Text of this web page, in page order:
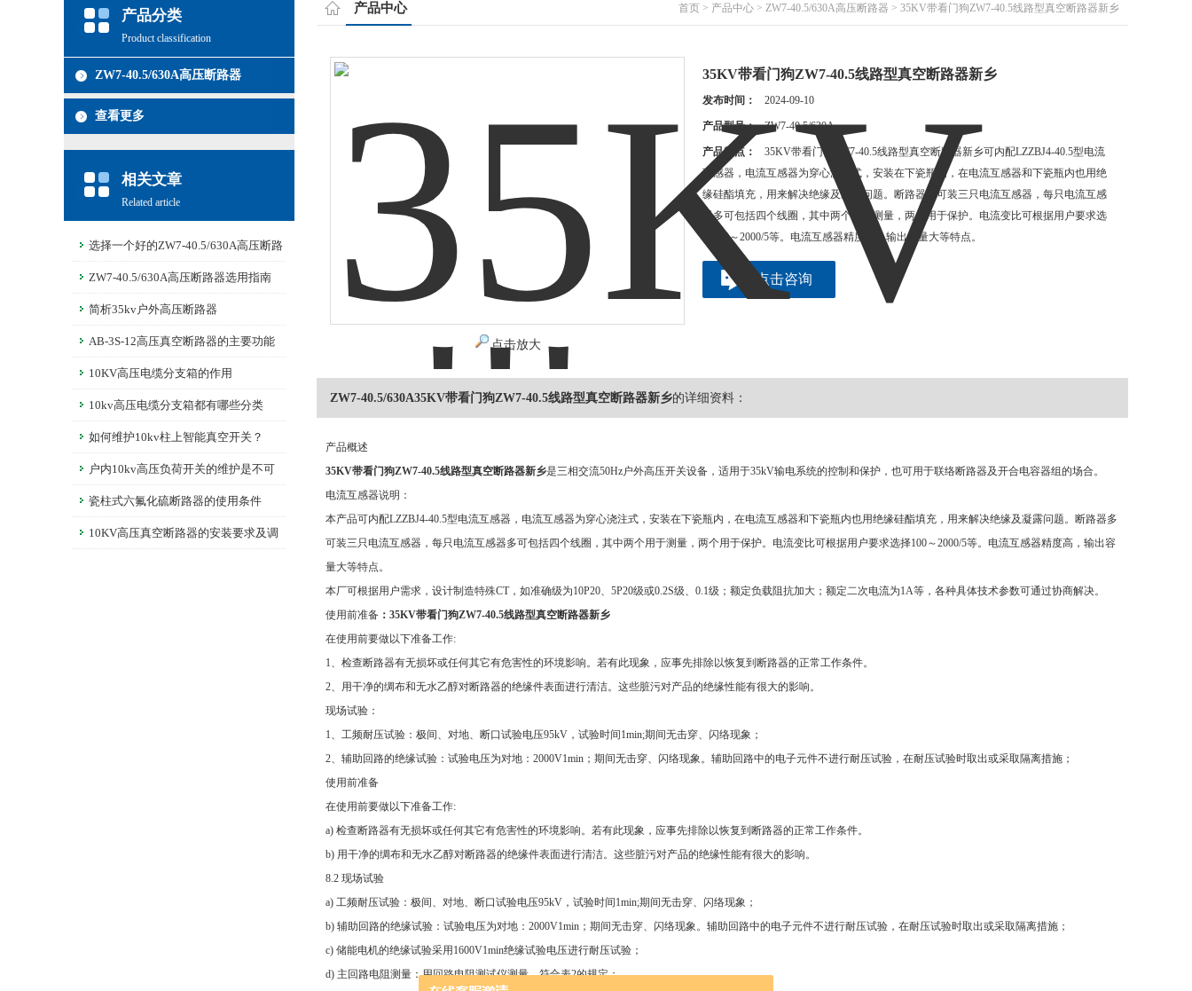
产品分类
Product classification
ZW7-40.5/630A高压断路器
查看更多
相关文章
Related article
选择一个好的ZW7-40.5/630A高压断路
器是非常重要的
ZW7-40.5/630A高压断路器选用指南
简析35kv户外高压断路器
AB-3S-12高压真空断路器的主要功能
介绍10KV高压电缆分支箱的作用
10kv高压电缆分支箱都有哪些分类
如何维护10kv柱上智能真空开关？
户内10kv高压负荷开关的维护是不可
缺失的
瓷柱式六氟化硫断路器的使用条件
10KV高压真空断路器的安装要求及调
产品中心 首页 > 产品中心 > ZW7-40.5/630A高压断路器 > 35KV带看门狗ZW7-40.5线路型真空断路器新乡
点击放大
35KV带看门狗ZW7-40.5线路型真空断路器新乡
发布时间： 2024-09-10
产品型号： ZW7-40.5/630A
产品特点：
35KV带看门狗ZW7-40.5线路型真空断路器新乡可内配LZZBJ4-40.5型电流
互感器，电流互感器为穿心浇注式，安装在下瓷瓶内，在电流互感器和下瓷瓶内也用绝
缘硅酯填充，用来解决绝缘及凝露问题。断路器多可装三只电流互感器，每只电流互感
器多可包括四个线圈，其中两个用于测量，两个用于保护。电流变比可根据用户要求选
择100～2000/5等。电流互感器精度高，输出容量大等特点。
点击咨询
ZW7-40.5/630A35KV带看门狗ZW7-40.5线路型真空断路器新乡的详细资料：
产品概述
35KV带看门狗ZW7-40.5线路型真空断路器新乡是三相交流50Hz户外高压开关设备，适用于35kV输电系统的控制和保护，也可用于联络断路器及开合电容器组的场合。
电流互感器说明：
本产品可内配LZZBJ4-40.5型电流互感器，电流互感器为穿心浇注式，安装在下瓷瓶内，在电流互感器和下瓷瓶内也用绝缘硅酯填充，用来解决绝缘及凝露问题。断路器多
可装三只电流互感器，每只电流互感器多可包括四个线圈，其中两个用于测量，两个用于保护。电流变比可根据用户要求选择100～2000/5等。电流互感器精度高，输出容
量大等特点。
本厂可根据用户需求，设计制造特殊CT，如准确级为10P20、5P20级或0.2S级、0.1级；额定负载阻抗加大；额定二次电流为1A等，各种具体技术参数可通过协商解决。
使用前准备 ： 35KV带看门狗ZW7-40.5线路型真空断路器新乡
在使用前要做以下准备工作:
1、检查断路器有无损坏或任何其它有危害性的环境影响。若有此现象，应事先排除以恢复到断路器的正常工作条件。
2、用干净的绸布和无水乙醇对断路器的绝缘件表面进行清洁。这些脏污对产品的绝缘性能有很大的影响。
现场试验：
1、工频耐压试验：极间、对地、断口试验电压95kV，试验时间1min;期间无击穿、闪络现象；
2、辅助回路的绝缘试验：试验电压为对地：2000V1min；期间无击穿、闪络现象。辅助回路中的电子元件不进行耐压试验，在耐压试验时取出或采取隔离措施；
使用前准备
在使用前要做以下准备工作:
a) 检查断路器有无损坏或任何其它有危害性的环境影响。若有此现象，应事先排除以恢复到断路器的正常工作条件。
b) 用干净的绸布和无水乙醇对断路器的绝缘件表面进行清洁。这些脏污对产品的绝缘性能有很大的影响。
8.2 现场试验
a) 工频耐压试验：极间、对地、断口试验电压95kV，试验时间1min;期间无击穿、闪络现象；
b) 辅助回路的绝缘试验：试验电压为对地：2000V1min；期间无击穿、闪络现象。辅助回路中的电子元件不进行耐压试验，在耐压试验时取出或采取隔离措施；
c) 储能电机的绝缘试验采用1600V1min绝缘试验电压进行耐压试验；
d) 主回路电阻测量：用回路电阻测试仪测量，符合表2的规定；